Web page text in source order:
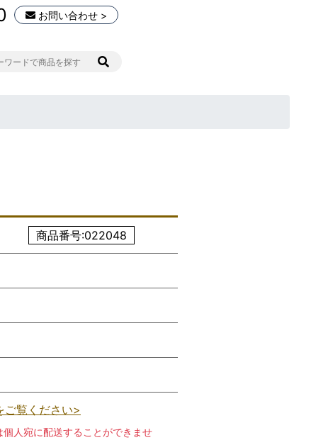
お問い合わせ >
商品番号:022048
ご覧ください>
人宛に配送することができませ